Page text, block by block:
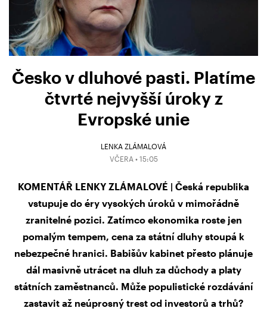
Česko v dluhové pasti. Platíme
čtvrté nejvyšší úroky z
Evropské unie
LENKA ZLÁMALOVÁ
VČERA • 15:05
KOMENTÁŘ LENKY ZLÁMALOVÉ | Česká republika
vstupuje do éry vysokých úroků v mimořádně
zranitelné pozici. Zatímco ekonomika roste jen
pomalým tempem, cena za státní dluhy stoupá k
nebezpečné hranici. Babišův kabinet přesto plánuje
dál masivně utrácet na dluh za důchody a platy
státních zaměstnanců. Může populistické rozdávání
zastavit až neúprosný trest od investorů a trhů?